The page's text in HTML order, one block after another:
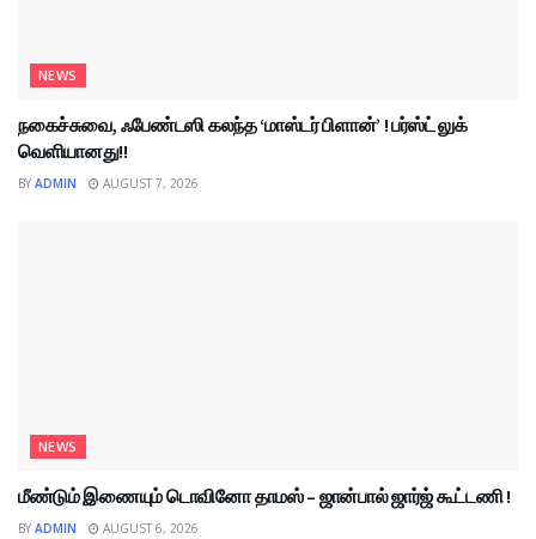
NEWS
நகைச்சுவை, ஃபேண்டஸி கலந்த ‘மாஸ்டர் பிளான்’ ! பர்ஸ்ட் லுக்
வெளியானது!!
BY ADMIN AUGUST 7, 2026
NEWS
மீண்டும் இணையும் டொவினோ தாமஸ் – ஜான்பால் ஜார்ஜ் கூட்டணி !
BY ADMIN AUGUST 6, 2026